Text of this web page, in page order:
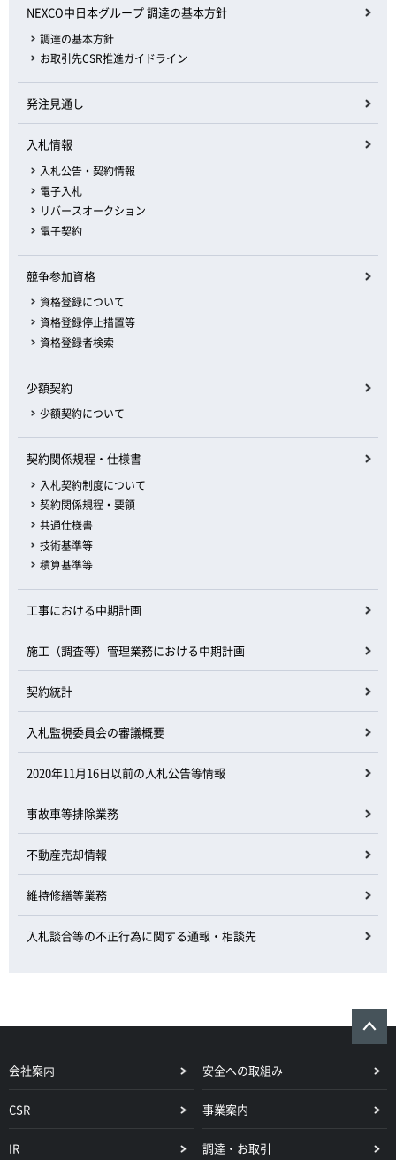
NEXCO中日本グループ 調達の基本方針
調達の基本方針
お取引先CSR推進ガイドライン
発注見通し
入札情報
入札公告・契約情報
電子入札
リバースオークション
電子契約
競争参加資格
資格登録について
資格登録停止措置等
資格登録者検索
少額契約
少額契約について
契約関係規程・仕様書
入札契約制度について
契約関係規程・要領
共通仕様書
技術基準等
積算基準等
工事における中期計画
施工（調査等）管理業務における中期計画
契約統計
入札監視委員会の審議概要
2020年11月16日以前の入札公告等情報
事故車等排除業務
不動産売却情報
維持修繕等業務
入札談合等の不正行為に関する通報・相談先
会社案内 安全への取組み
CSR 事業案内
IR 調達・お取引